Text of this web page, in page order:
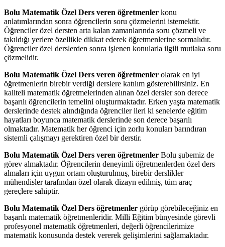
Bolu Matematik Özel Ders veren öğretmenler konu
anlatımlarından sonra öğrencilerin soru çözmelerini istemektir.
Öğrenciler özel dersten arta kalan zamanlarında soru çözmeli ve
takıldığı yerlere özellikle dikkat ederek öğretmenlerine sormalıdır.
Öğrenciler özel derslerden sonra işlenen konularla ilgili mutlaka soru
çözmelidir.
Bolu Matematik Özel Ders veren öğretmenler olarak en iyi
öğretmenlerin birebir verdiği derslere katılım gösterebilirsiniz. En
kaliteli matematik öğretmelerinden alınan özel dersler son derece
başarılı öğrencilerin temelini oluşturmaktadır. Erken yaşta matematik
derslerinde destek alındığında öğrenciler ileri ki senelerde eğitim
hayatları boyunca matematik derslerinde son derece başarılı
olmaktadır. Matematik her öğrenci için zorlu konuları barındıran
sistemli çalışmayı gerektiren özel bir derstir.
Bolu Matematik Özel Ders veren öğretmenler Bolu şubemiz de
görev almaktadır. Öğrencilerin deneyimli öğretmenlerden özel ders
almaları için uygun ortam oluşturulmuş, birebir derslikler
mühendisler tarafından özel olarak dizayn edilmiş, tüm araç
gereçlere sahiptir.
Bolu Matematik Özel Ders öğretmenler görüp görebileceğiniz en
başarılı matematik öğretmenleridir. Milli Eğitim bünyesinde görevli
profesyonel matematik öğretmenleri, değerli öğrencilerimize
matematik konusunda destek vererek gelişimlerini sağlamaktadır.